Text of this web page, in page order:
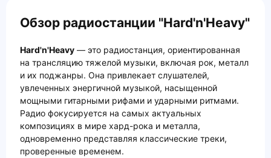
Обзор радиостанции "Hard'n'Heavy"
Hard'n'Heavy — это радиостанция, ориентированная
на трансляцию тяжелой музыки, включая рок, металл
и их поджанры. Она привлекает слушателей,
увлеченных энергичной музыкой, насыщенной
мощными гитарными рифами и ударными ритмами.
Радио фокусируется на самых актуальных
композициях в мире хард-рока и металла,
одновременно представляя классические треки,
проверенные временем.